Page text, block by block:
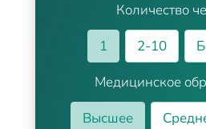
Количество
1
2-10
Медицинское
Высшее